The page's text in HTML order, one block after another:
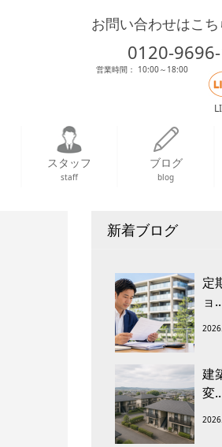
お問い合わせはこち
0120-
営業時間： 10:00～18:00
スタッフ
staff
ブログ
blog
新着ブログ
定
ョ
建
変